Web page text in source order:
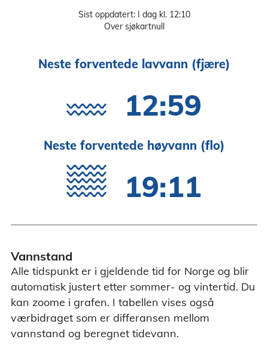
Sist oppdatert: I dag kl. 12:10
Over sjøkartnull
Neste forventede lavvann (fjære)
12:59
Neste forventede høyvann (flo)
19:11
Vannstand
Alle tidspunkt er i gjeldende tid for Norge og blir
automatisk justert etter sommer- og vintertid. Du
kan zoome i grafen. I tabellen vises også
værbidraget som er differansen mellom
vannstand og beregnet tidevann.